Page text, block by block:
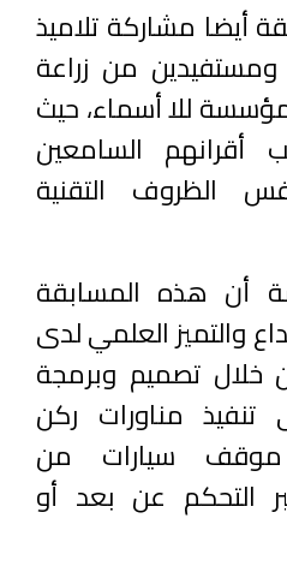
أيضا مشاركة تلاميذ
من زراعة
للا أسماء، حيث
أقرانهم السامعين
الظروف التقنية
أن هذه المسابقة
والتميز العلمي لدى
خلال تصميم وبرمجة
تنفيذ مناورات رکن
سيارات من
التحكم عن بعد أو